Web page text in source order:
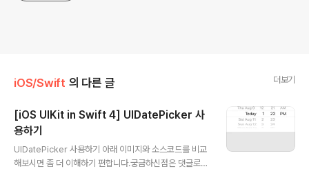
iOS/Swift 의 다른 글 더보기
[iOS UIKit in Swift 4] UIDatePicker 사
용하기
UIDatePicker 사용하기 아래 이미지와 소스코드를 비교
해보시면 좀 더 이해하기 편합니다.궁금하신점은 댓글로